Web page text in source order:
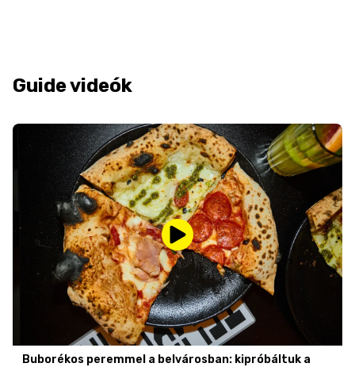
Guide videók
Buborékos peremmel a belvárosban: kipróbáltuk a